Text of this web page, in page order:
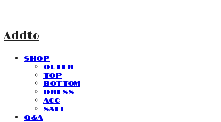
Addto
SHOP
Outer
Top
Bottom
Dress
Acc
Sale
Q&A